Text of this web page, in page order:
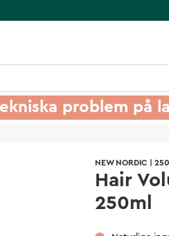
problem på
NEW NORDIC
Hair
250ml